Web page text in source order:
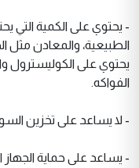
- يحتوي على الكمية التي
الطبيعية، والمعادن مثل
يحتوي على الكوليسترول
الفواكه.
- لا يساعد على تخزين
- يساعد على حماية